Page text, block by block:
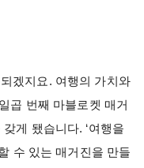
겠지요. 여행의 가치와
곱 번째 마블로켓 매거
게 됐습니다. ‘여행을
수 있는 매거진을 만들